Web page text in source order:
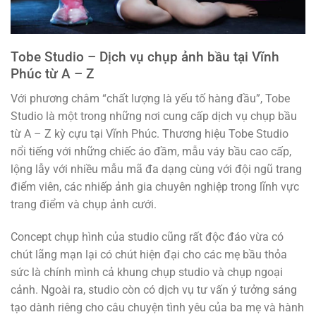
Tobe Studio – Dịch vụ chụp ảnh bầu tại Vĩnh
Phúc từ A – Z
Với phương châm “chất lượng là yếu tố hàng đầu”, Tobe
Studio là một trong những nơi cung cấp dịch vụ chụp bầu
từ A – Z kỳ cựu tại Vĩnh Phúc. Thương hiệu Tobe Studio
nổi tiếng với những chiếc áo đầm, mẫu váy bầu cao cấp,
lộng lẫy với nhiều mẫu mã đa dạng cùng với đội ngũ trang
điểm viên, các nhiếp ảnh gia chuyên nghiệp trong lĩnh vực
trang điểm và chụp ảnh cưới.
Concept chụp hình của studio cũng rất độc đáo vừa có
chút lãng mạn lại có chút hiện đại cho các mẹ bầu thỏa
sức là chính mình cả khung chụp studio và chụp ngoại
cảnh. Ngoài ra, studio còn có dịch vụ tư vấn ý tưởng sáng
tạo dành riêng cho câu chuyện tình yêu của ba mẹ và hành